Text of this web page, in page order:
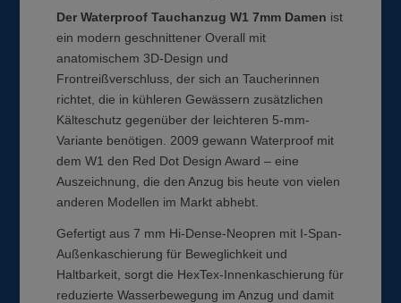
Der Waterproof Tauchanzug W1 7mm Damen ist
ein modern geschnittener Overall mit
anatomischem 3D-Design und
Frontreißverschluss, der sich an Taucherinnen
richtet, die in kühleren Gewässern zusätzlichen
Kälteschutz gegenüber der leichteren 5-mm-
Variante benötigen. 2009 gewann Waterproof mit
dem W1 den Red Dot Design Award – eine
Auszeichnung, die den Anzug bis heute von vielen
anderen Modellen im Markt abhebt.
Gefertigt aus 7 mm Hi-Dense-Neopren mit I-Span-
Außenkaschierung für Beweglichkeit und
Haltbarkeit, sorgt die HexTex-Innenkaschierung für
reduzierte Wasserbewegung im Anzug und damit